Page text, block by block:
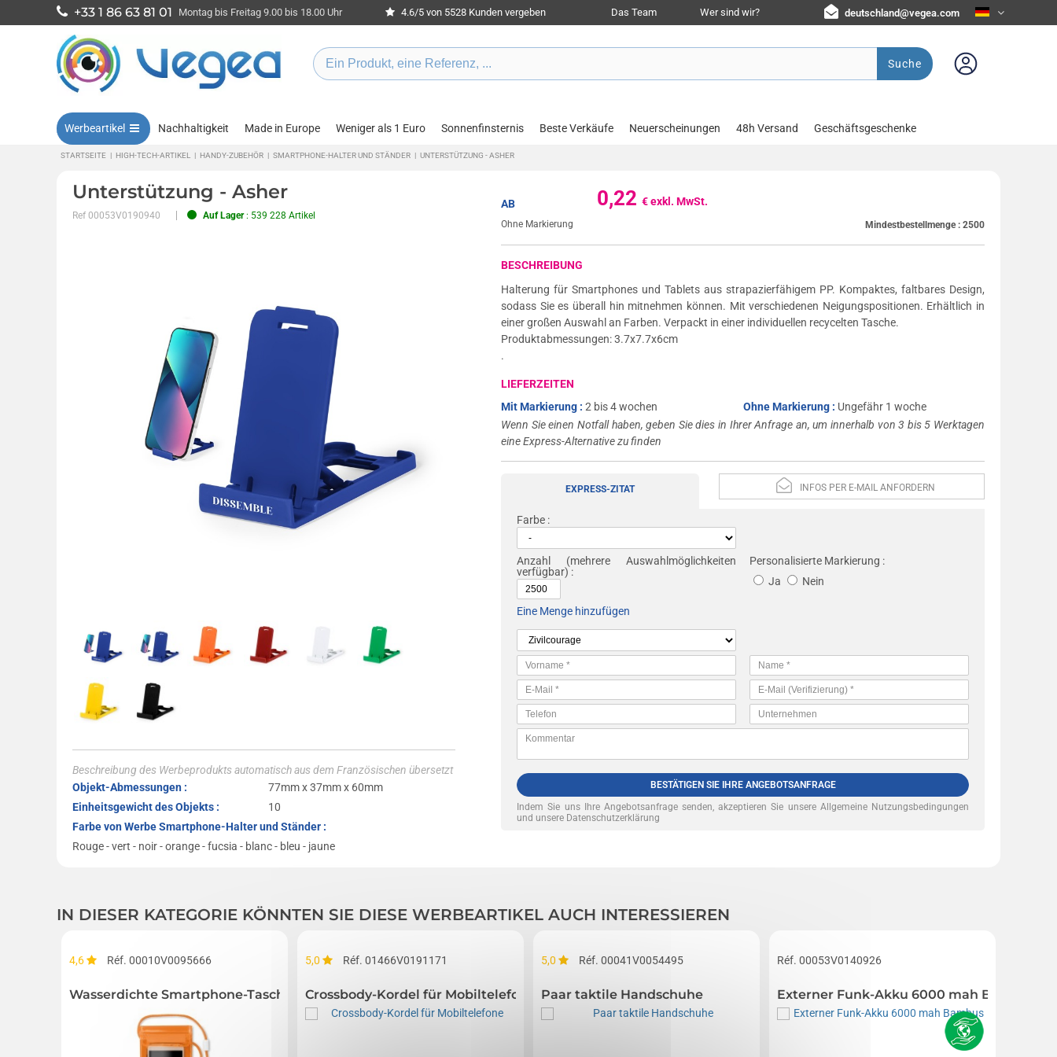
+33 1 86 63 81 01 Montag bis Freitag 9.00 bis 18.00 Uhr 4.6/5 von 5528 Kunden vergeben Das Team Wer sind wir? deutschland@vegea.com
Suche
Werbeartikel Nachhaltigkeit Made in Europe Weniger als 1 Euro Sonnenfinsternis Beste Verkäufe Neuerscheinungen 48h Versand Geschäftsgeschenke
STARTSEITE | HIGH-TECH-ARTIKEL | HANDY-ZUBEHÖR | SMARTPHONE-HALTER UND STÄNDER | UNTERSTÜTZUNG - ASHER
Unterstützung - Asher
Ref 00053V0190940 Auf Lager: 539 228 Artikel
Beschreibung des Werbeprodukts automatisch aus dem Französischen übersetzt
Objekt-Abmessungen :
77mm x 37mm x 60mm
Einheitsgewicht des Objekts :
10
Farbe von Werbe Smartphone-Halter und Ständer :
Rouge - vert - noir - orange - fucsia - blanc - bleu - jaune
0,22€ exkl. MwSt.
AB
Ohne Markierung Mindestbestellmenge : 2500
BESCHREIBUNG
Halterung für Smartphones und Tablets aus strapazierfähigem PP. Kompaktes, faltbares Design,
sodass Sie es überall hin mitnehmen können. Mit verschiedenen Neigungspositionen. Erhältlich in
einer großen Auswahl an Farben. Verpackt in einer individuellen recycelten Tasche.
Produktabmessungen: 3.7x7.7x6cm
.
LIEFERZEITEN
Mit Markierung :2 bis 4 wochen Ohne Markierung : Ungefähr 1 woche
Wenn Sie einen Notfall haben, geben Sie dies in Ihrer Anfrage an, um innerhalb von 3 bis 5 Werktagen
eine Express-Alternative zu finden
INFOS PER E-MAIL ANFORDERN
EXPRESS-ZITAT
Farbe :
Anzahl
(mehrere Auswahlmöglichkeiten
verfügbar) :
Eine Menge hinzufügen
Personalisierte Markierung :
Ja
Nein
BESTÄTIGEN SIE IHRE ANGEBOTSANFRAGE
Indem Sie uns Ihre Angebotsanfrage senden, akzeptieren Sie unsere Allgemeine Nutzungsbedingungen
und unsere Datenschutzerklärung
IN DIESER KATEGORIE KÖNNTEN SIE DIESE WERBEARTIKEL AUCH INTERESSIEREN
4,6 Réf. 00010V0095666
Wasserdichte Smartphone-Tasche
5,0 Réf. 01466V0191171
Crossbody-Kordel für Mobiltelefone
5,0 Réf. 00041V0054495
Paar taktile Handschuhe
Réf. 00053V0140926
Externer Funk-Akku 6000 mah Bambus